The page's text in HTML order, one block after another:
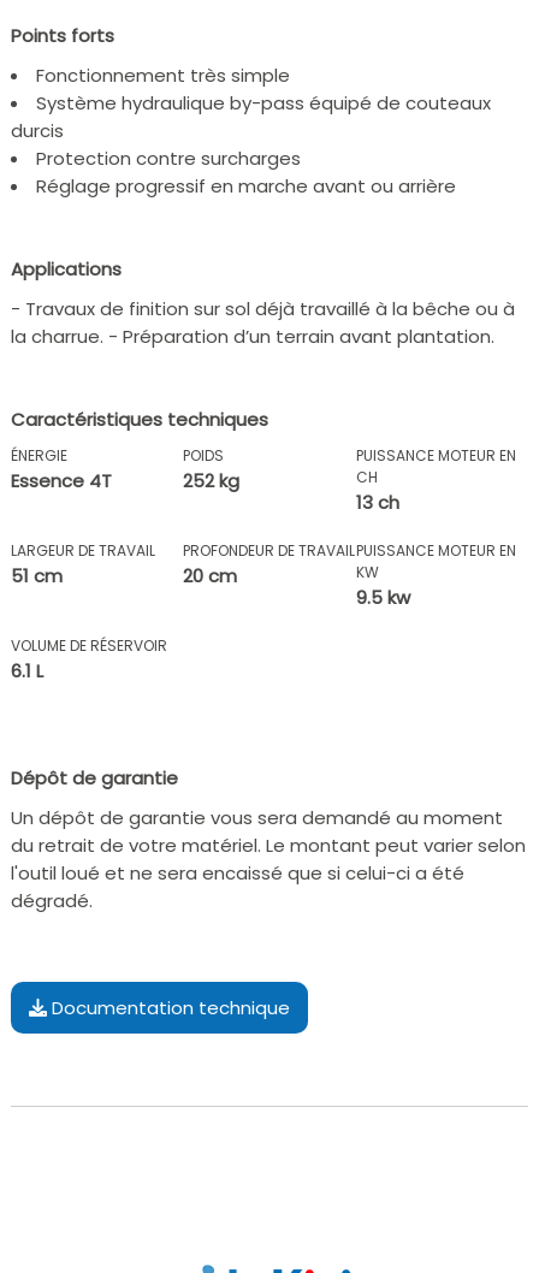
Points forts
Fonctionnement très simple
Système hydraulique by-pass équipé de couteaux
durcis
Protection contre surcharges
Réglage progressif en marche avant ou arrière
Applications
- Travaux de finition sur sol déjà travaillé à la bêche ou à
la charrue. - Préparation d’un terrain avant plantation.
Caractéristiques techniques
ÉNERGIE
Essence 4T
POIDS
252 kg
PUISSANCE MOTEUR EN
CH
13 ch
LARGEUR DE TRAVAIL
51 cm
PROFONDEUR DE TRAVAIL
20 cm
PUISSANCE MOTEUR EN
KW
9.5 kw
VOLUME DE RÉSERVOIR
6.1 L
Dépôt de garantie
Un dépôt de garantie vous sera demandé au moment
du retrait de votre matériel. Le montant peut varier selon
l'outil loué et ne sera encaissé que si celui-ci a été
dégradé.
Documentation technique